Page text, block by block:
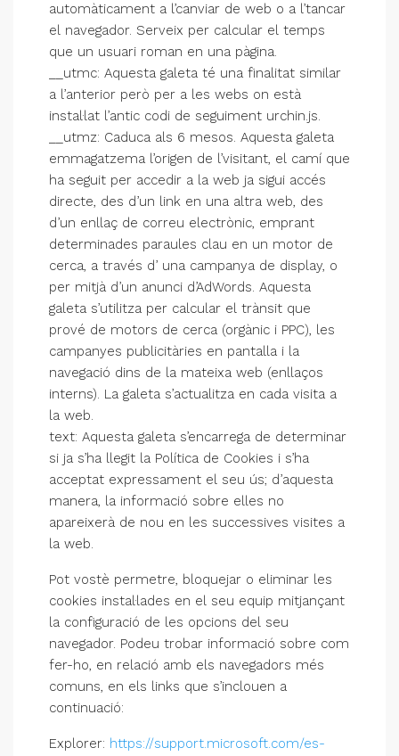
automàticament a l’canviar de web o a l’tancar
el navegador. Serveix per calcular el temps
que un usuari roman en una pàgina.
__utmc: Aquesta galeta té una finalitat similar
a l’anterior però per a les webs on està
instal·lat l’antic codi de seguiment urchin.js.
__utmz: Caduca als 6 mesos. Aquesta galeta
emmagatzema l’origen de l’visitant, el camí que
ha seguit per accedir a la web ja sigui accés
directe, des d’un link en una altra web, des
d’un enllaç de correu electrònic, emprant
determinades paraules clau en un motor de
cerca, a través d’ una campanya de display, o
per mitjà d’un anunci d’AdWords. Aquesta
galeta s’utilitza per calcular el trànsit que
prové de motors de cerca (orgànic i PPC), les
campanyes publicitàries en pantalla i la
navegació dins de la mateixa web (enllaços
interns). La galeta s’actualitza en cada visita a
la web.
text: Aquesta galeta s’encarrega de determinar
si ja s’ha llegit la Política de Cookies i s’ha
acceptat expressament el seu ús; d’aquesta
manera, la informació sobre elles no
apareixerà de nou en les successives visites a
la web.
Pot vostè permetre, bloquejar o eliminar les
cookies instal·lades en el seu equip mitjançant
la configuració de les opcions del seu
navegador. Podeu trobar informació sobre com
fer-ho, en relació amb els navegadors més
comuns, en els links que s’inclouen a
continuació:
Explorer: https://support.microsoft.com/es-